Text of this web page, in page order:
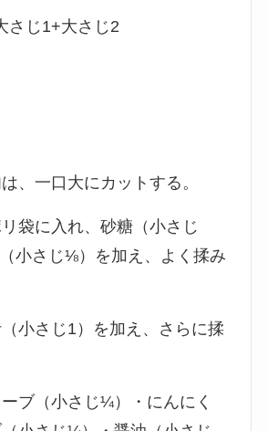
じ1+大さじ2
、一口大にカットする。
袋に入れ、砂糖（小さじ
小さじ⅛）を加え、よく揉み
小さじ1）を加え、さらに揉
ブ（小さじ¼）・にんにく